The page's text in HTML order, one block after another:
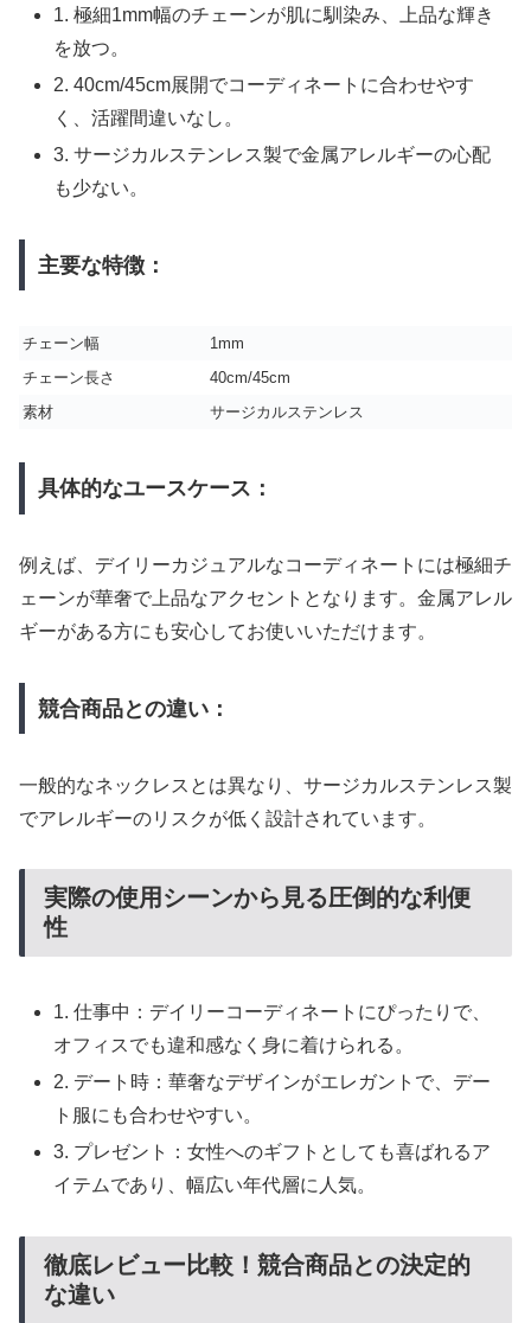
1. 極細1mm幅のチェーンが肌に馴染み、上品な輝き
を放つ。
2. 40cm/45cm展開でコーディネートに合わせやす
く、活躍間違いなし。
3. サージカルステンレス製で金属アレルギーの心配
も少ない。
主要な特徴：
チェーン幅
1mm
チェーン長さ
40cm/45cm
素材
サージカルステンレス
具体的なユースケース：
例えば、デイリーカジュアルなコーディネートには極細チ
ェーンが華奢で上品なアクセントとなります。金属アレル
ギーがある方にも安心してお使いいただけます。
競合商品との違い：
一般的なネックレスとは異なり、サージカルステンレス製
でアレルギーのリスクが低く設計されています。
実際の使用シーンから見る圧倒的な利便
性
1. 仕事中：デイリーコーディネートにぴったりで、
オフィスでも違和感なく身に着けられる。
2. デート時：華奢なデザインがエレガントで、デー
ト服にも合わせやすい。
3. プレゼント：女性へのギフトとしても喜ばれるア
イテムであり、幅広い年代層に人気。
徹底レビュー比較！競合商品との決定的
な違い